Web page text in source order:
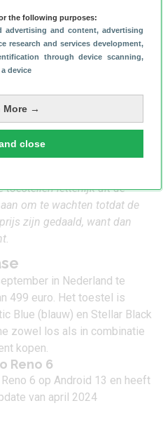
the following purposes:
advertising and content, advertising
research and services development,
through device scanning,
device
More →
close
De prestaties zijn prima,
499 en 799 euro
en concurrerende
bepaalde prijzen
niet wordt voldaan.
opladen zijn bijvoorbeeld
toestellen letterlijk uit de
om te wachten totdat de
zijn gedaald, want dan
in Nederland te
499 euro. Het toestel is
Blue (blauw) en Stellar Black
zowel los als in combinatie
kopen.
Reno 6
6 op Android 13 en heeft
van april 2024